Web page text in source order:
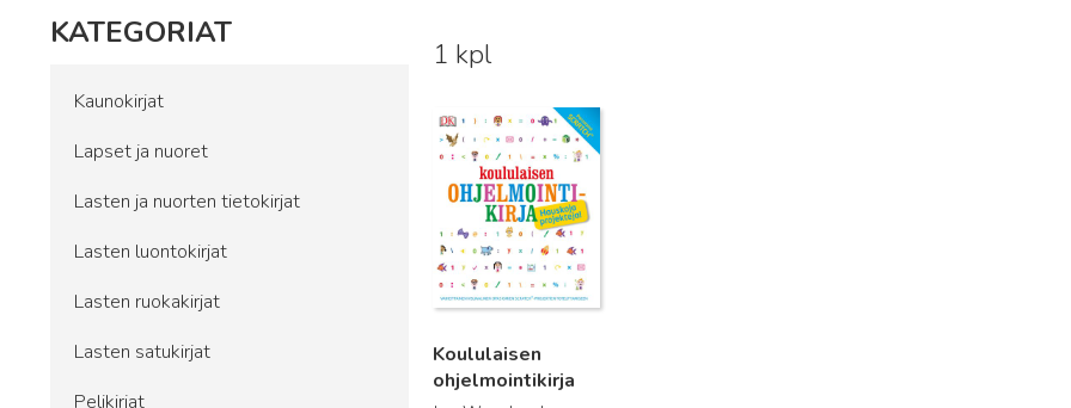
KATEGORIAT
Kaunokirjat
Lapset ja nuoret
Lasten ja nuorten tietokirjat
Lasten luontokirjat
Lasten ruokakirjat
Lasten satukirjat
Pelikirjat
1 kpl
Koululaisen
ohjelmointikirja